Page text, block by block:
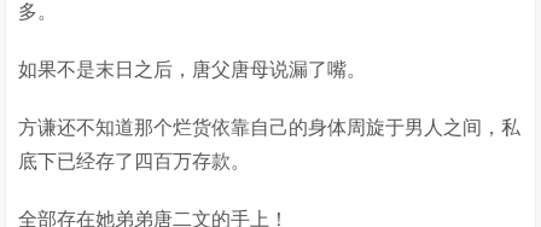
多。
如果不是末日之后，唐父唐母说漏了嘴。
方谦还不知道那个烂货依靠自己的身体周旋于男人之间，私
底下已经存了四百万存款。
全部存在她弟弟唐二文的手上！